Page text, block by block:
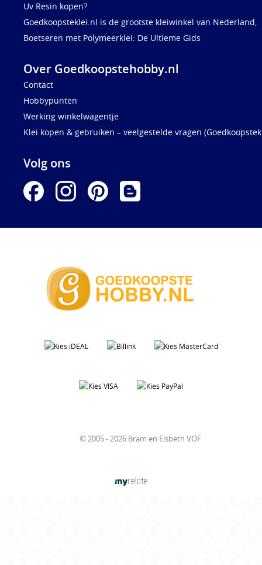
Uv Resin kopen?
Goedkoopsteklei.nl is de grootste kleiwinkel van Nederland,
Boetseren met Polymeerklei: De Ultieme Gids
Over Goedkoopstehobby.nl
Contact
Hobbypunten
Werking winkelwagentje
Klei kopen & gebruiken – veelgestelde vragen
Volg ons
© 2005 - 2026 Bram en Elsbeth VOF